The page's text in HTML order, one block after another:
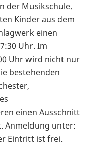
der Musikschule.
Kinder aus dem
einen
Uhr. Im
Uhr wird nicht nur
bestehenden
einen Ausschnitt
Anmeldung unter:
Eintritt ist frei.